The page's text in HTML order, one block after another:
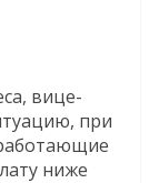
вице-
при
ниже